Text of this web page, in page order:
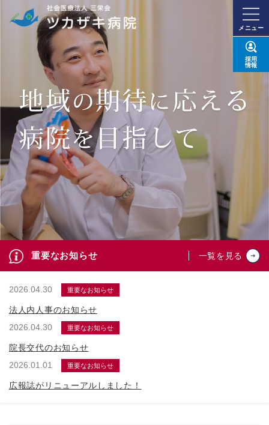
メニュー
採用
情報
重要なお知らせ 一覧を見る
2026.04.30 重要なお知らせ
法人内人事のお知らせ
2026.04.30
重要なお知らせ
院長交代のお知らせ
2026.01.01
重要なお知らせ
広報誌がリニューアルしました！